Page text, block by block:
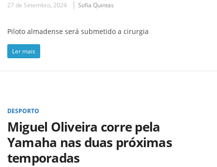
27 de Setembro, 2024 Sofia Quintas
Piloto almadense será submetido a cirurgia
Ler mais
DESPORTO
Miguel Oliveira corre pela
Yamaha nas duas próximas
temporadas